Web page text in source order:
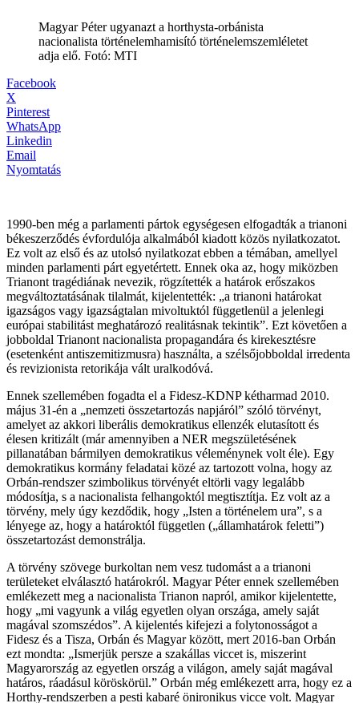
Magyar Péter ugyanazt a horthysta-orbánista
nacionalista történelemhamisító történelemszemléletet
adja elő. Fotó: MTI
Facebook
X
Pinterest
WhatsApp
Linkedin
Email
Nyomtatás
1990-ben még a parlamenti pártok egységesen elfogadták a trianoni
békeszerződés évfordulója alkalmából kiadott közös nyilatkozatot.
Ez volt az első és az utolsó nyilatkozat ebben a témában, amellyel
minden parlamenti párt egyetértett. Ennek oka az, hogy miközben
Trianont tragédiának nevezik, rögzítették a határok erőszakos
megváltoztatásának tilalmát, kijelentették: „a trianoni határokat
igazságos vagy igazságtalan mivoltuktól függetlenül a jelenlegi
európai stabilitást meghatározó realitásnak tekintik”. Ezt követően a
jobboldal Trianont nacionalista propagandára és kirekesztésre
(esetenként antiszemitizmusra) használta, a szélsőjobboldal irredenta
és revizionista retorikája vált uralkodóvá.
Ennek szellemében fogadta el a Fidesz-KDNP kétharmad 2010.
május 31-én a „nemzeti összetartozás napjáról” szóló törvényt,
amelyet az akkori liberális demokratikus ellenzék elutasított és
élesen kritizált (már amennyiben a NER megszületésének
pillanatában bármilyen demokratikus véleménynek volt éle). Egy
demokratikus kormány feladatai közé az tartozott volna, hogy az
Orbán-rendszer szimbolikus törvényét eltörli vagy legalább
módosítja, s a nacionalista felhangoktól megtisztítja. Ez volt az a
törvény, mely úgy kezdődik, hogy „Isten a történelem ura”, s a
lényege az, hogy a határoktól független („államhatárok feletti”)
összetartozást demonstrálja.
A törvény szövege burkoltan nem vesz tudomást a a trianoni
területeket elválasztó határokról. Magyar Péter ennek szellemében
emlékezett meg a nacionalista Trianon napról, amikor kijelentette,
hogy „mi vagyunk a világ egyetlen olyan országa, amely saját
magával szomszédos”. A kijelentés kifejezi a folytonosságot a
Fidesz és a Tisza, Orbán és Magyar között, mert 2016-ban Orbán
ezt mondta: „Ismerjük persze a szakállas viccet is, miszerint
Magyarország az egyetlen ország a világon, amely saját magával
határos, ráadásul köröskörül.” Orbán még emlékezett arra, hogy ez a
Horthy-rendszerben a pesti kabaré önironikus vicce volt. Magyar